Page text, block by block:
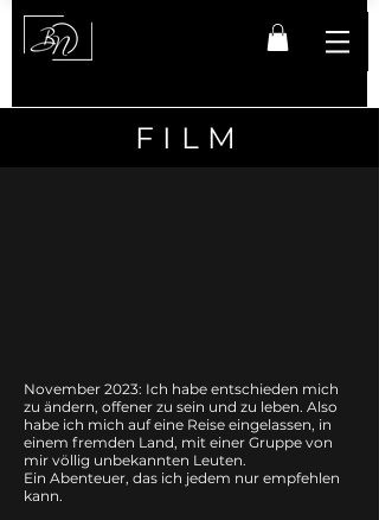
FILM
November 2023: Ich habe entschieden mich
zu ändern, offener zu sein und zu leben. Also
habe ich mich auf eine Reise eingelassen, in
einem fremden Land, mit einer Gruppe von
mir völlig unbekannten Leuten.
Ein Abenteuer, das ich jedem nur empfehlen
kann.